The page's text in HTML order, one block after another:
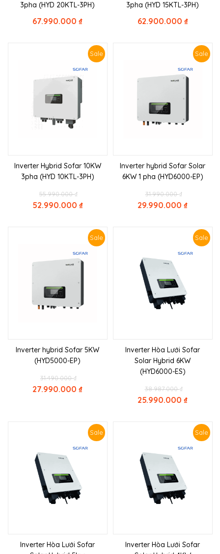
3pha (HYD 20KTL-3PH)
67.990.000 ₫
3pha (HYD 15KTL-3PH)
62.900.000 ₫
Sale
Inverter Hybrid Sofar 10KW
3pha (HYD 10KTL-3PH)
55.990.000₫Original
price
was:
52.990.000 ₫
52.990.000 ₫.
Sale
Inverter hybrid Sofar Solar
6KW 1 pha (HYD6000-EP)
31.990.000₫Original
price
was:
29.990.000 ₫
29.990.000 ₫.
Sale
Inverter hybrid Sofar 5KW
(HYD5000-EP)
31.490.000₫Original
price
was:
27.990.000 ₫
27.990.000 ₫.
Sale
Inverter Hòa Lưới Sofar
Solar Hybrid 6KW
(HYD6000-ES)
38.987.000₫Original
price
was:
25.990.000 ₫
25.990.000 ₫.
Sale
Inverter Hòa Lưới Sofar
Sale
Inverter Hòa Lưới Sofar